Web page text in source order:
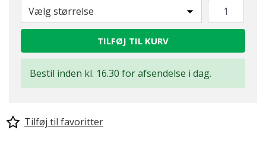
Vælg størrelse
TILFØJ TIL KURV
Bestil inden kl. 16.30 for afsendelse i dag.
Tilføj til favoritter